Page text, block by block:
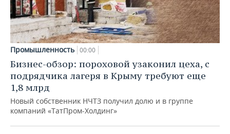
Промышленность 00:00
Бизнес-обзор: пороховой узаконил цеха, с
подрядчика лагеря в Крыму требуют еще
1,8 млрд
Новый собственник НЧТЗ получил долю и в группе
компаний «ТатПром-Холдинг»